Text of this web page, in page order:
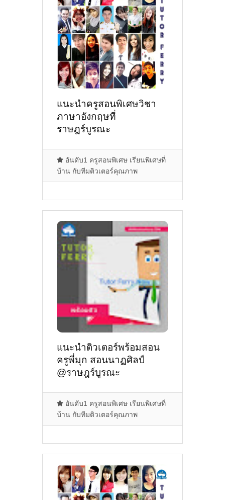
แนะนำครูสอนพิเศษวิชา
ภาษาอังกฤษที่
ราษฎร์บูรณะ
2021]
อันดับ1 ครูสอนพิเศษ เรียนพิเศษที่
บ้าน กับทีมติวเตอร์คุณภาพ
แนะนำติวเตอร์พร้อมสอน
ครูพี่มุก สอนนาฏศิลป์
@ราษฎร์บูรณะ
อันดับ1 ครูสอนพิเศษ เรียนพิเศษที่
บ้าน กับทีมติวเตอร์คุณภาพ